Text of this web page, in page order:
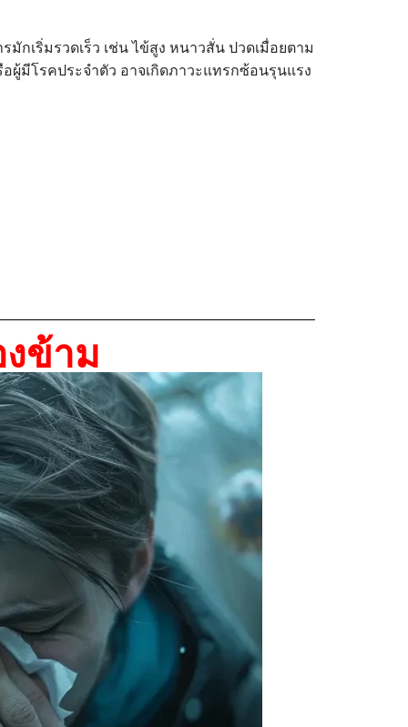
กเริ่มรวดเร็ว เช่น ไข้สูง หนาวสั่น ปวดเมื่อยตาม
ผู้มีโรคประจำตัว อาจเกิดภาวะแทรกซ้อนรุนแรง
ข้าม